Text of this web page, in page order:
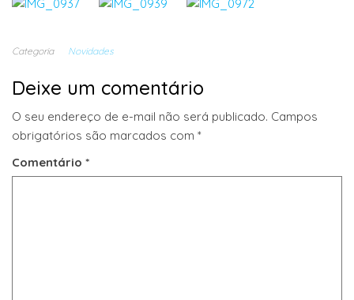
Categoria Novidades
Deixe um comentário
O seu endereço de e-mail não será publicado. Campos
obrigatórios são marcados com *
Comentário *